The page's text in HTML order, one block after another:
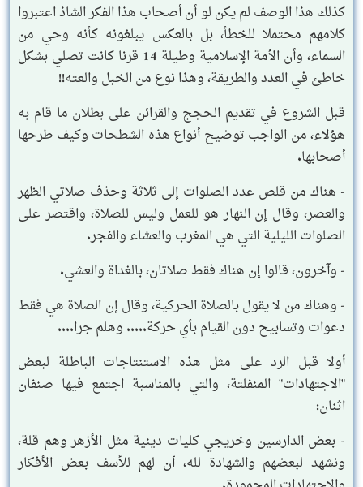
كذلك هذا الوصف لم يكن لو أن أصحاب هذا الفكر الشاذ اعتبروا
كلامهم محتملا للخطأ، بل بالعكس يبلغونه كأنه وحي من
السماء، وأن الأمة الإسلامية وطيلة 14 قرنا كانت تصلي بشكل
خاطئ في العدد والطريقة، وهذا نوع من الخبل والعته!!
قبل الشروع في تقديم الحجج والقرائن على بطلان ما قام به
هؤلاء، من الواجب توضيح أنواع هذه الشطحات وكيف طرحها
أصحابها.
- هناك من قلص عدد الصلوات إلى ثلاثة وحذف صلاتي الظهر
والعصر، وقال إن النهار هو للعمل وليس للصلاة، واقتصر على
الصلوات الليلية التي هي المغرب والعشاء والفجر.
- وآخرون، قالوا إن هناك فقط صلاتان، بالغداة والعشي.
- وهناك من لا يقول بالصلاة الحركية، وقال إن الصلاة هي فقط
دعوات وتسابيح دون القيام بأي حركة..... وهلم جرا....
أولا قبل الرد على مثل هذه الاستنتاجات الباطلة لبعض
"الاجتهادات" المنفلتة، والتي بالمناسبة اجتمع فيها صنفان
اثنان:
- بعض الدارسين وخريجي كليات دينية مثل الأزهر وهم قلة،
ونشهد لبعضهم والشهادة لله، أن لهم للأسف بعض الأفكار